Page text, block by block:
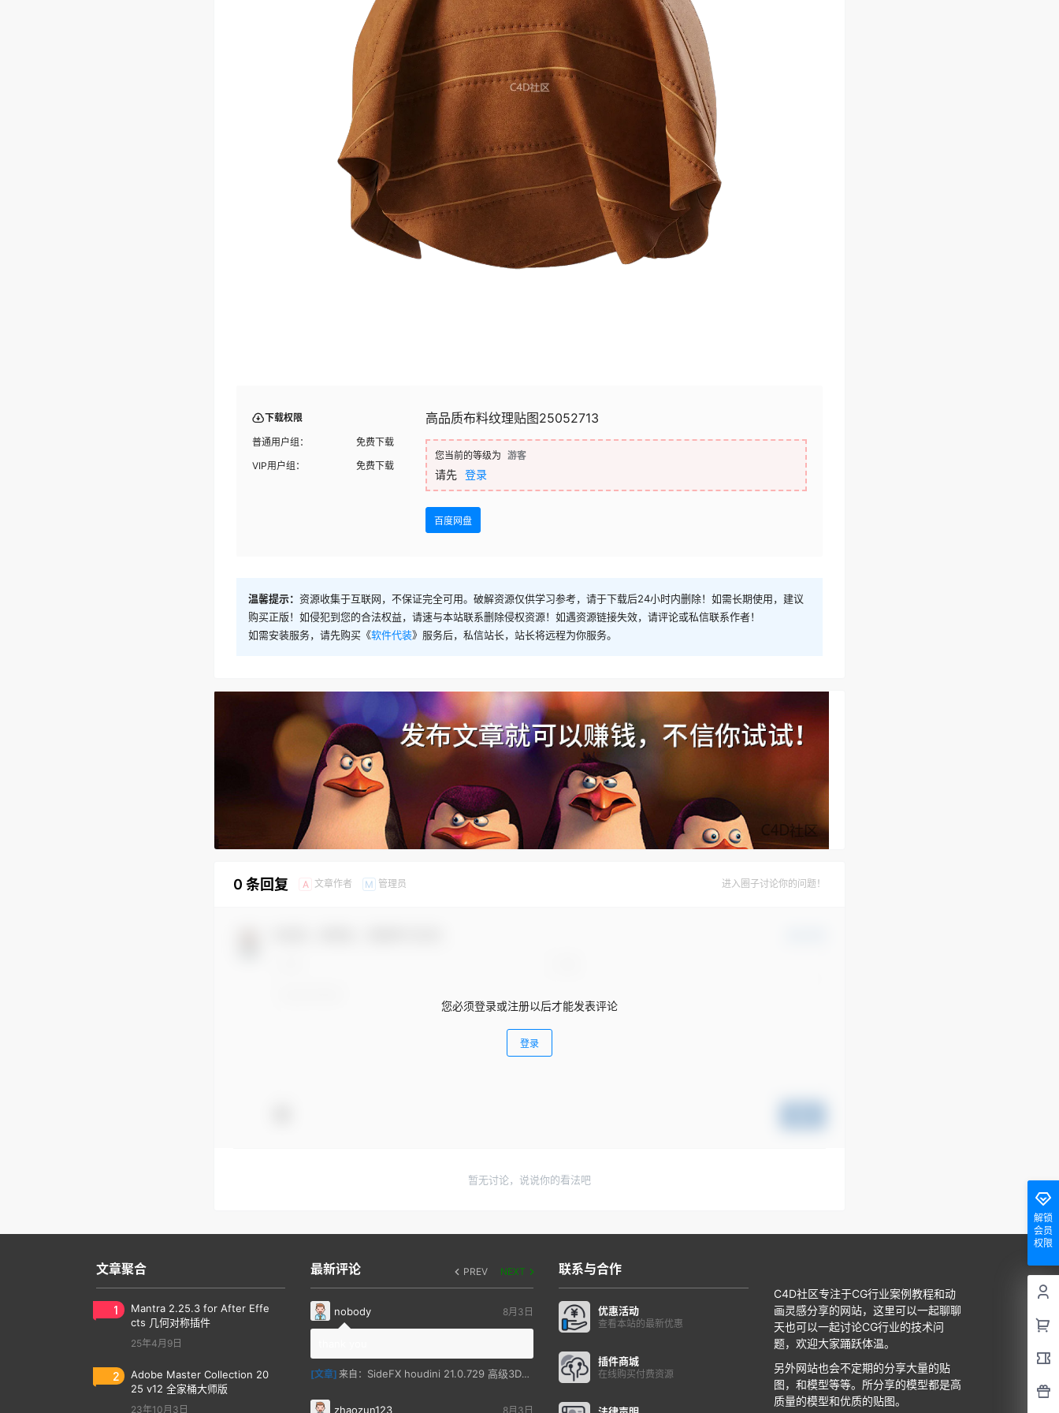
下载权限
普通用户组：
免费下载
VIP用户组：
免费下载
高品质布料纹理贴图25052713
您当前的等级为 游客
请先 登录
百度网盘
温馨提示： 资源收集于互联网，不保证完全可用。破解资源仅供学习参考，请于下载后24小时内删除！如需长期使用，建议
购买正版！如侵犯到您的合法权益，请速与本站联系删除侵权资源！如遇资源链接失效，请评论或私信联系作者！
如需安装服务，请先购买《软件代装》服务后，私信站长，站长将远程为你服务。
0 条回复 A 文章作者 M 管理员 进入圈子讨论你的问题！
您必须登录或注册以后才能发表评论
登录
暂无讨论，说说你的看法吧
解锁
会员
权限
文章聚合
1
Mantra 2.25.3 for After Effe
cts 几何对称插件
25年4月9日
2
Adobe Master Collection 20
25 v12 全家桶大师版
23年10月3日
最新评论 PREV NEXT
nobody 8月3日
[文章] 来自： SideFX houdini 21.0.729 高级3D特效软件
zhaozun123 8月3日
联系与合作
优惠活动
查看本站的最新优惠
插件商城
在线购买付费资源
C4D社区专注于CG行业案例教程和动
画灵感分享的网站，这里可以一起聊聊
天也可以一起讨论CG行业的技术问
题，欢迎大家踊跃体温。
另外网站也会不定期的分享大量的贴
图，和模型等等。所分享的模型都是高
质量的模型和优质的贴图。